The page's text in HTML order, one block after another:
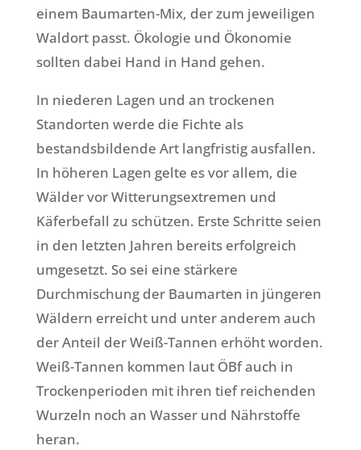
einem Baumarten-Mix, der zum jeweiligen
Waldort passt. Ökologie und Ökonomie
sollten dabei Hand in Hand gehen.
In niederen Lagen und an trockenen
Standorten werde die Fichte als
bestandsbildende Art langfristig ausfallen.
In höheren Lagen gelte es vor allem, die
Wälder vor Witterungsextremen und
Käferbefall zu schützen. Erste Schritte seien
in den letzten Jahren bereits erfolgreich
umgesetzt. So sei eine stärkere
Durchmischung der Baumarten in jüngeren
Wäldern erreicht und unter anderem auch
der Anteil der Weiß-Tannen erhöht worden.
Weiß-Tannen kommen laut ÖBf auch in
Trockenperioden mit ihren tief reichenden
Wurzeln noch an Wasser und Nährstoffe
heran.